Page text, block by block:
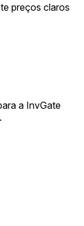
preços claros
a InvGate